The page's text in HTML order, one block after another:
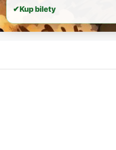
✔Kup bilety